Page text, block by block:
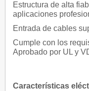
Estructura de alta
aplicaciones
Entrada de cables
Cumple con los
Aprobado por UL y
Características